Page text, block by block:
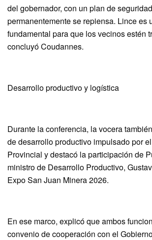
del gobernador, con un plan de
permanentemente se repiensa. Lince es
fundamental para que los vecinos estén
concluyó Coudannes.
Desarrollo productivo y logística
Durante la conferencia, la vocera
de desarrollo productivo impulsado por
Provincial y destacó la participación de
ministro de Desarrollo Productivo,
Expo San Juan Minera 2026.
En ese marco, explicó que ambos
convenio de cooperación con el